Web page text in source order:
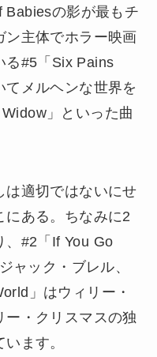
の影が最もチ
ン主体でホラー映画
る#5「Six Pains
てメルヘンな世界を
」といった曲
適切ではないにせ
にある。ちなみに2
、#2「If You Go
ャック・ブレル、
」はウィリー・
ー・クリスマスの独
ます。